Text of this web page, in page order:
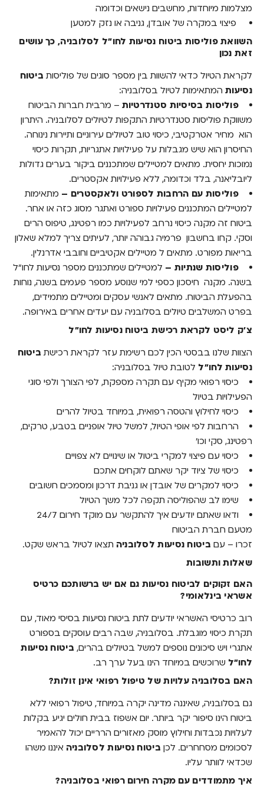
מצלמות מיוחדות, מחשבים נישאים וכדומה
פיצוי במקרה של אובדן, גניבה או נזק למטען
השוואת פוליסות ביטוח נסיעות לחו"ל לסלובניה, כך עושים
זאת נכון
לקראת הטיול כדאי להשוות בין מספר סוגים של פוליסות ביטוח
נסיעותהמתאימות לטיול בסלובניה:
פוליסות בסיסיות סטנדרטיות – מרבית חברות הביטוח
משווקת פוליסות סטנדרטיות התקפות לטיולים לסלובניה. היתרון
הוא מחיר אטרקטיבי, כיסוי טוב לטיולים עירוניים ותיירות נינוחה.
החיסרון הוא שיש מגבלות על פעילויות אתגריות, תקרות כיסוי
נמוכות יחסית. מתאים למטיילים שמתכננים ביקור בערים גדולות
ליובליאנה, בלד וכדומה, ללא פעילויות אקסטרים.
פוליסות עם הרחבות לספורט ולאקסטרים – מתאימות
למטיילים המתכננים פעילויות ספורט ואתגר מסוג כזה או אחר.
ביטוח זה מקנה כיסוי נרחב לפעילויות כמו רפטינג, טיפוס הרים
וסקי. קחו בחשבון פרמיה גבוהה יותר, לעיתים צריך למלא שאלון
בריאות מפורט. מתאים ל מטיילים אקטיביים וחובבי אדרנלין.
פוליסות שנתיות – למטיילים שמתכננים מספר נסיעות לחו"ל
בשנה. מקנה חיסכון כספי למי שנוסע מספר פעמים בשנה, נוחות
בהפעלת הביטוח. מתאים לאנשי עסקים ומטיילים מתמידים,
בפרט המשלבים טיולים בסלובניה עם יעדים אחרים באירופה.
צ'ק ליסט לקראת רכישת ביטוח נסיעות לחו"ל
הצוות שלנו בבסטי הכין לכם רשימת עזר לקראת רכישת ביטוח
נסיעות לחו"ל לטובת טיול בסלובניה:
כיסוי רפואי מקיף עם תקרה מספקת, לפי הצורך ולפי סוגי
הפעילויות בטיול
כיסוי לחילוץ והטסה רפואית, במיוחד בטיול להרים
הרחבות לפי אופי הטיול, למשל טיול אופניים בטבע, טרקים,
רפטינג, סקי וכו'
כיסוי עם פיצוי למקרי ביטול או שינויים לא צפויים
כיסוי של ציוד יקר שאתם לוקחים אתכם
כיסוי למקרים של אובדן או גניבת דרכון ומסמכים חשובים
שימו לב שהפוליסה תקפה לכל משך הטיול
ודאו שאתם יודעים איך להתקשר עם מוקד חירום 24/7
מטעם חברת הביטוח
זכרו – עם ביטוח נסיעות לסלובניה תצאו לטיול בראש שקט.
שאלות ותשובות
האם זקוקים לביטוח נסיעות גם אם יש ברשותכם כרטיס
אשראי בינלאומי?
רוב כרטיסי האשראי יודעים לתת ביטוח נסיעות בסיסי מאוד, עם
תקרת כיסוי מוגבלת. בסלובניה, שבה רבים עוסקים בספורט
אתגרי ויש סיכונים נוספים למשל בטיולים בהרים, ביטוח נסיעות
לחו"ל שרוכשים במיוחד הינו בעל ערך רב.
האם בסלובניה עלויות של טיפול רפואי אינן זולות?
גם בסלובניה, שאיננה מדינה יקרה במיוחד, טיפול רפואי ללא
ביטוח הינו סיפור יקר ביותר. יום אשפוז בבית חולים יגיע בקלות
לעלויות נכבדות וחילוץ מוסק מאזורים הרריים יכול להאמיר
לסכומים מסחחרים. לכן ביטוח נסיעות לסלובניה איננו משהו
שכדאי לוותר עליו.
איך מתמודדים עם מקרה חירום רפואי בסלובניה?